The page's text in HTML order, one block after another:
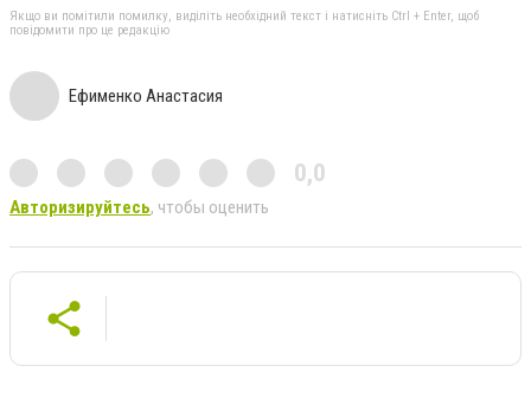
Якщо ви помітили помилку, виділіть необхідний текст і натисніть Ctrl + Enter, щоб
повідомити про це редакцію
Ефименко Анастасия
0,0
Авторизируйтесь, чтобы оценить